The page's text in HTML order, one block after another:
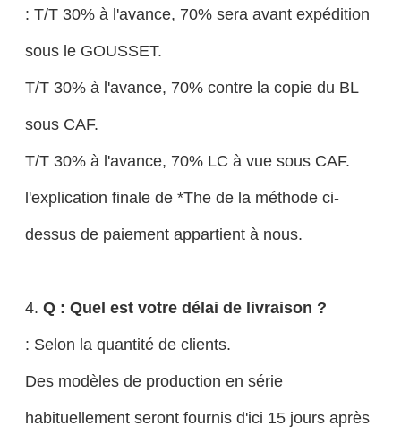
: T/T 30% à l'avance, 70% sera avant expédition
sous le GOUSSET.
T/T 30% à l'avance, 70% contre la copie du BL
sous CAF.
T/T 30% à l'avance, 70% LC à vue sous CAF.
l'explication finale de *The de la méthode ci-
dessus de paiement appartient à nous.
4. Q : Quel est votre délai de livraison ?
: Selon la quantité de clients.
Des modèles de production en série
habituellement seront fournis d'ici 15 jours après